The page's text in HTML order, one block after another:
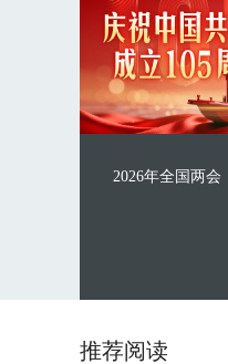
2026年全国两会
推荐阅读